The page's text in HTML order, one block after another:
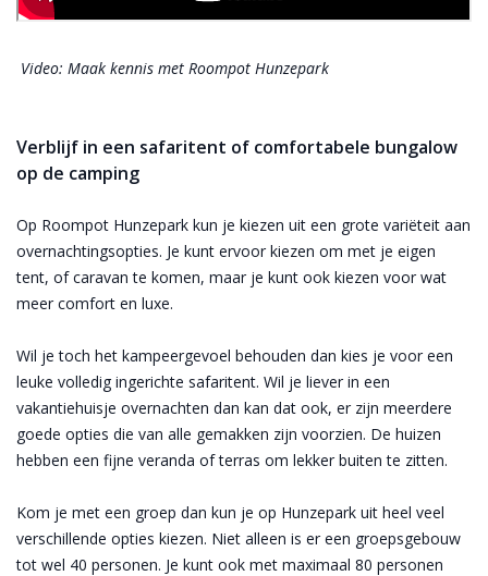
Video: Maak kennis met Roompot Hunzepark
Verblijf in een safaritent of comfortabele bungalow
op de camping
Op Roompot Hunzepark kun je kiezen uit een grote variëteit aan
overnachtingsopties. Je kunt ervoor kiezen om met je eigen
tent, of caravan te komen, maar je kunt ook kiezen voor wat
meer comfort en luxe.
Wil je toch het kampeergevoel behouden dan kies je voor een
leuke volledig ingerichte safaritent. Wil je liever in een
vakantiehuisje overnachten dan kan dat ook, er zijn meerdere
goede opties die van alle gemakken zijn voorzien. De huizen
hebben een fijne veranda of terras om lekker buiten te zitten.
Kom je met een groep dan kun je op Hunzepark uit heel veel
verschillende opties kiezen. Niet alleen is er een groepsgebouw
tot wel 40 personen. Je kunt ook met maximaal 80 personen